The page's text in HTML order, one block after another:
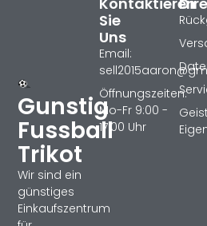
Gunstig
Fussball
Trikot
Wir sind ein
günstiges
Einkaufszentrum
Sie
Uns
Email:
Öffnungszeiten:
Mo-Fr 9:00 -
17:00 Uhr